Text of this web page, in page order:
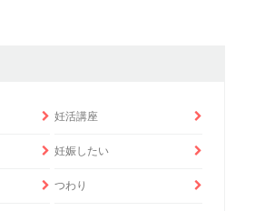
妊活講座
妊娠したい
つわり